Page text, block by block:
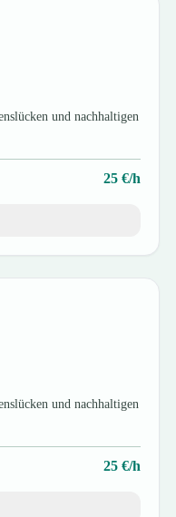
und nachhaltigen
25€/h
und nachhaltigen
25€/h